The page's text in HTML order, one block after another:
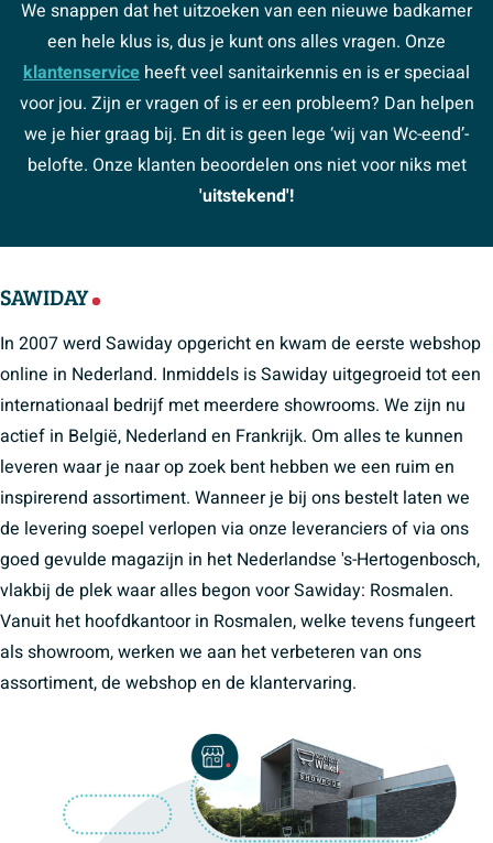
We snappen dat het uitzoeken van een nieuwe badkamer
een hele klus is, dus je kunt ons alles vragen. Onze
klantenservice heeft veel sanitairkennis en is er speciaal
voor jou. Zijn er vragen of is er een probleem? Dan helpen
we je hier graag bij. En dit is geen lege ‘wij van Wc-eend’-
belofte. Onze klanten beoordelen ons niet voor niks met
'uitstekend'!
SAWIDAY
In 2007 werd Sawiday opgericht en kwam de eerste webshop
online in Nederland. Inmiddels is Sawiday uitgegroeid tot een
internationaal bedrijf met meerdere showrooms. We zijn nu
actief in België, Nederland en Frankrijk. Om alles te kunnen
leveren waar je naar op zoek bent hebben we een ruim en
inspirerend assortiment. Wanneer je bij ons bestelt laten we
de levering soepel verlopen via onze leveranciers of via ons
goed gevulde magazijn in het Nederlandse 's-Hertogenbosch,
vlakbij de plek waar alles begon voor Sawiday: Rosmalen.
Vanuit het hoofdkantoor in Rosmalen, welke tevens fungeert
als showroom, werken we aan het verbeteren van ons
assortiment, de webshop en de klantervaring.